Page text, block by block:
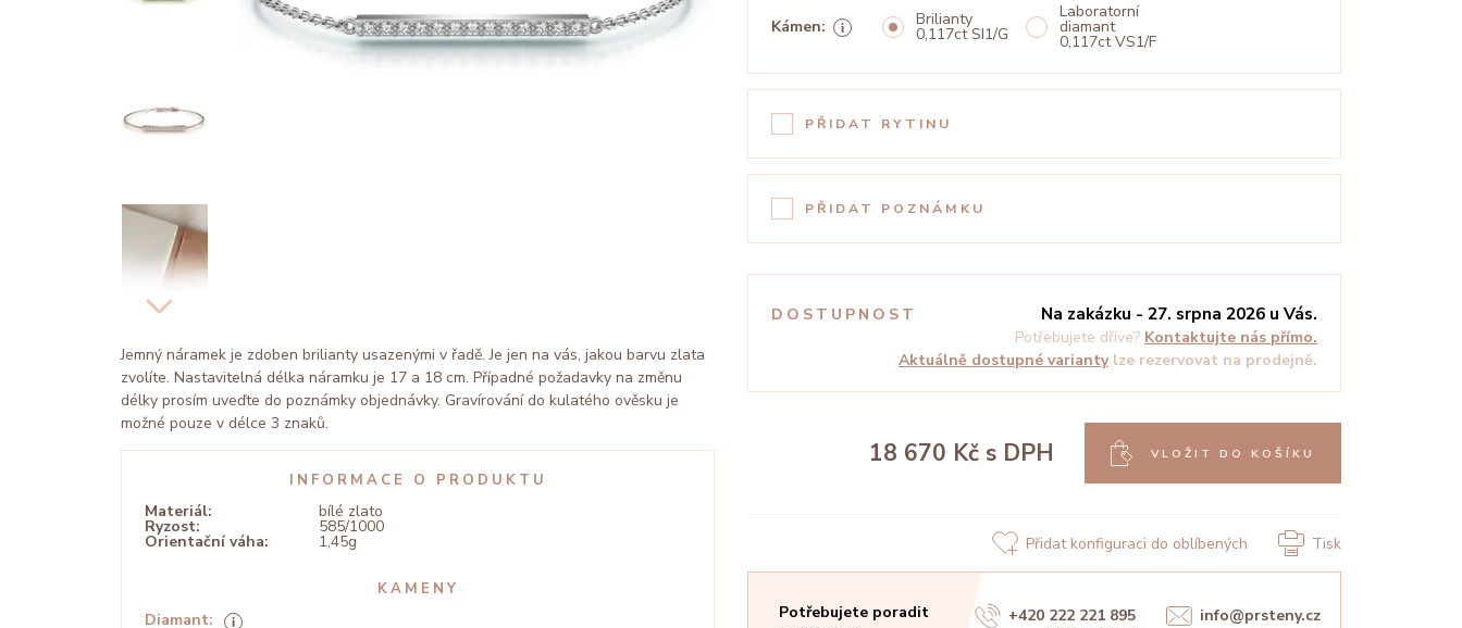
Jemný náramek je zdoben brilianty usazenými v řadě. Je jen na vás, jakou barvu zlata
zvolíte. Nastavitelná délka náramku je 17 a 18 cm. Případné požadavky na změnu
délky prosím uveďte do poznámky objednávky. Gravírování do kulatého ověsku je
možné pouze v délce 3 znaků.
INFORMACE O PRODUKTU
Materiál: bílé zlato
Ryzost: 585/1000
Orientační váha: 1,45g
KAMENY
Diamant:
Kámen: Brilianty
0,117ct SI1/G
Laboratorní
diamant
0,117ct VS1/F
PŘIDAT RYTINU
PŘIDAT POZNÁMKU
DOSTUPNOST Na zakázku - 27. srpna 2026 u Vás.
Potřebujete dříve? Kontaktujte nás přímo.
Aktuálně dostupné varianty lze rezervovat na prodejně.
18 670 Kč s DPH VLOŽIT DO KOŠÍKU
Přidat konfiguraci do oblíbených Tisk
Potřebujete poradit
+420 222 221 895 info@prsteny.cz